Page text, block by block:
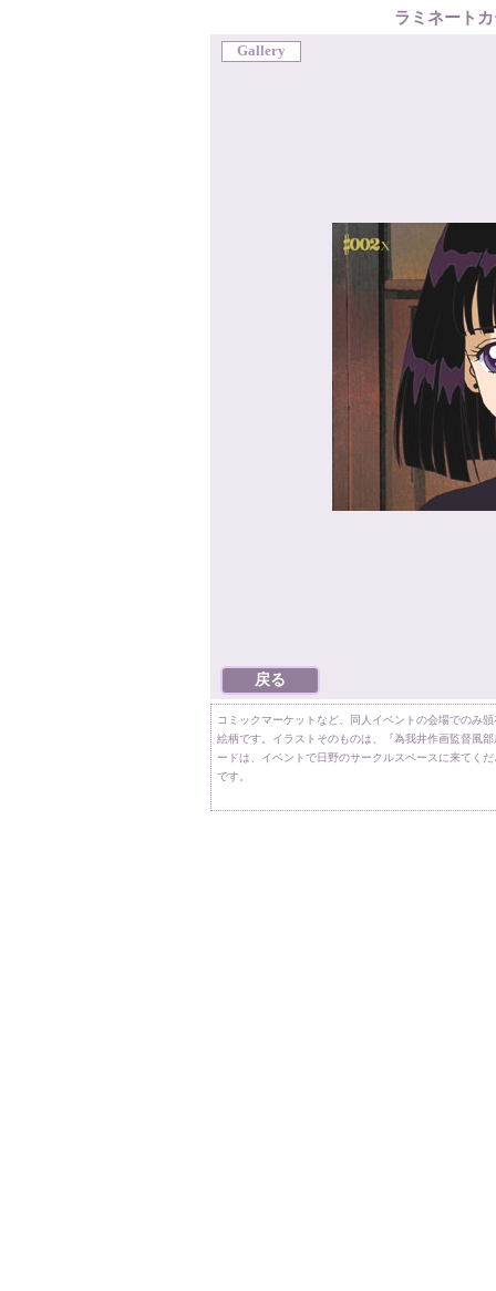
ラミネート
Gallery
コミックマーケットなど、同人イベントの会場でのみ
絵柄です。イラストそのものは、『為我井作画監督風
ードは、イベントで日野のサークルスペースに来てく
です。